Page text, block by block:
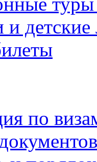
детские
по